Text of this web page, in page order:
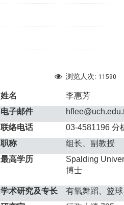
浏览人次: 11590
姓名
李惠芳
电子邮件
联络电话
03-4581196分
职称
组长、副教授
最高学历
Spalding
博士
学术研究及专长
有氧舞蹈、篮